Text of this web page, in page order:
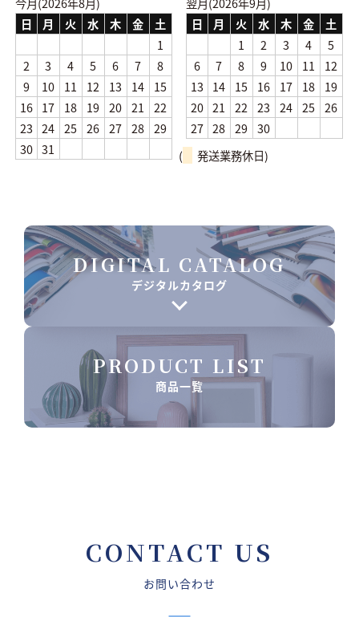
日
月 火 水 木 金
土
1
2
3 4 5 6 7
8
9
10 11 12 13 14
15
16 17 18 19 20 21
22
23 24 25 26 27 28 29
30 31
日
月 火 水 木 金
土
1
2 3 4
5
6
7 8 9 10 11
12
13
14 15 16 17 18
19
20 21 22 23 24 25 26
27 28 29 30
(
発送業務休日)
DIGITAL CATALOG
デジタルカタログ
PRODUCT LIST
商品一覧
CONTACT US
お問い合わせ